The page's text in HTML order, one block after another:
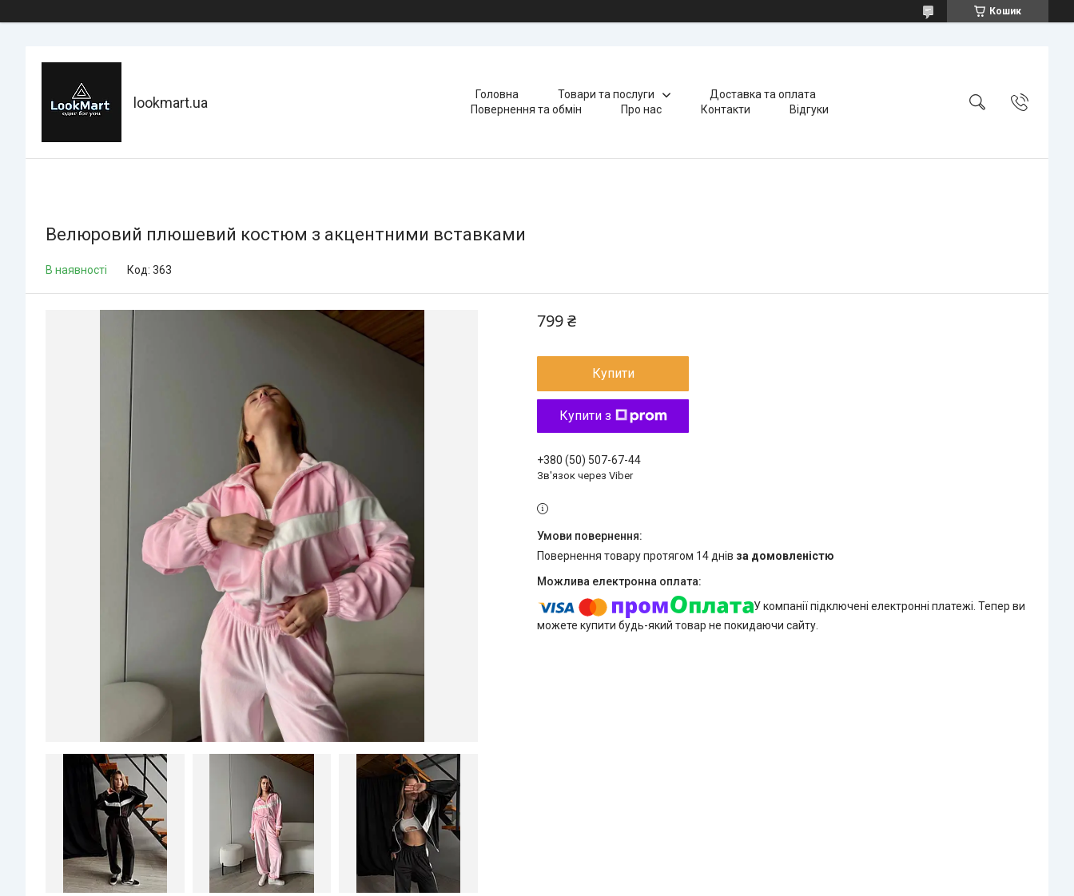
Кошик
lookmart.ua Головна Товари та послуги
Доставка та оплата
Повернення та обмін
Про нас Контакти Відгуки
Велюровий плюшевий костюм з акцентними вставками
В наявності Код: 363
799 ₴
Купити
Купити з
+380 (50) 507-67-44
Зв'язок через Viber
повернення товару протягом 14 днів за домовленістю
У компанії підключені електронні платежі. Тепер ви
можете купити будь-який товар не покидаючи сайту.